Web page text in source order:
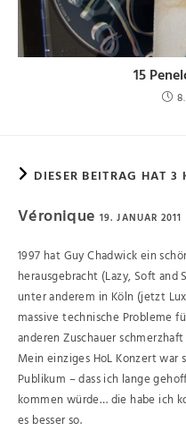
15
DIESER BEITRAG HAT 3
Véronique 19. JANUAR 2011
1997 hat Guy Chadwick ein
herausgebracht (Lazy, Soft and
unter anderem in Köln (jetzt
massive technische Probleme
anderen Zuschauer
Mein einziges HoL Konzert war
Publikum – dass ich lange
kommen würde… die habe ich
es besser so.